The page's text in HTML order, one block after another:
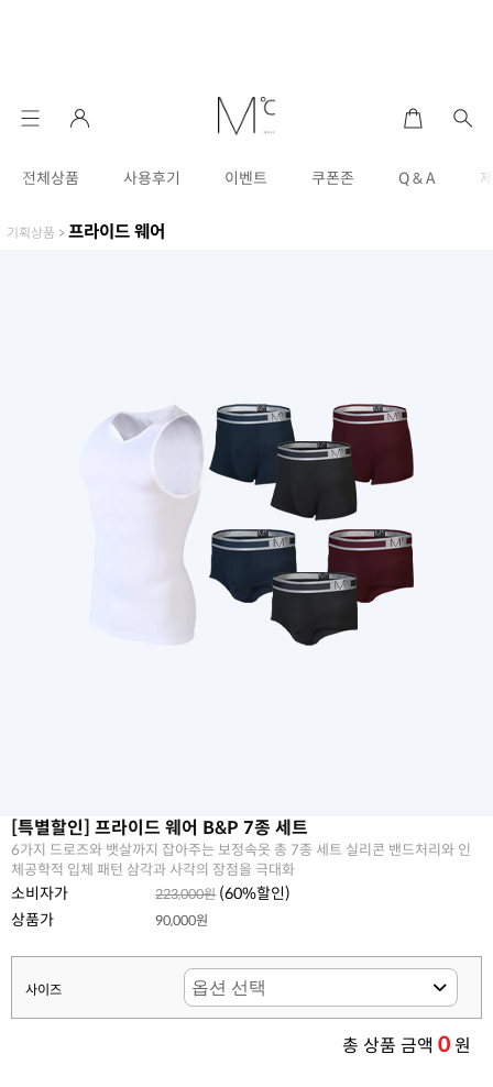
전체상품 사용후기 이벤트 쿠폰존 Q & A
기획상품 > 프라이드 웨어
[특별할인] 프라이드 웨어 B&P 7종 세트
6가지 드로즈와 뱃살까지 잡아주는 보정속옷 총 7종 세트 실리콘 밴드처리와 인
체공학적 입체 패턴 삼각과 사각의 장점을 극대화
소비자가 223,000원 (60%할인)
상품가
90,000원
사이즈
총 상품 금액 0원